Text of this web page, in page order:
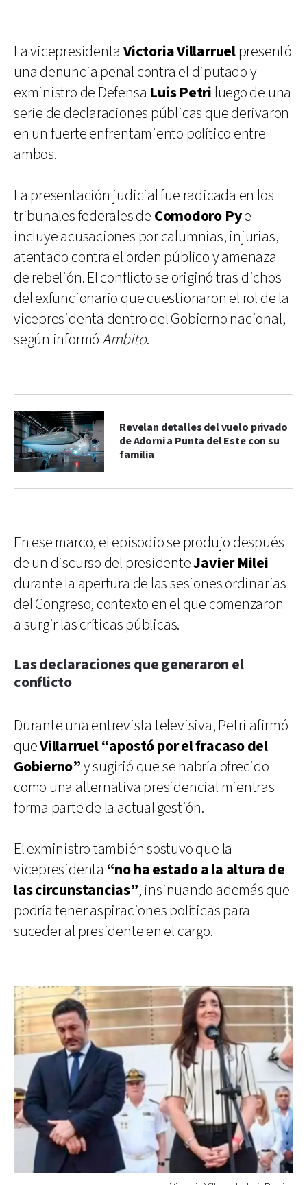
La vicepresidentaVictoria Villarruelpresentó
una denuncia penal contra el diputado y
exministro de Defensa Luis Petri luego de una
serie de declaraciones públicas que derivaron
en un fuerte enfrentamiento político entre
ambos.
La presentación judicial fue radicada en los
tribunales federales de Comodoro Pye
incluye acusaciones por calumnias, injurias,
atentado contra el orden público y amenaza
de rebelión. El conflicto se originó tras dichos
del exfuncionario que cuestionaron el rol de la
vicepresidenta dentro del Gobierno nacional,
según informóAmbito.
Revelan detalles del vuelo privado
de Adorni a Punta del Este con su
familia
En ese marco, el episodio se produjo después
de un discurso del presidenteJavier Milei
durante la apertura de las sesiones ordinarias
del Congreso, contexto en el que comenzaron
a surgir las críticas públicas.
Las declaraciones que generaron el
conflicto
Durante una entrevista televisiva, Petri afirmó
queVillarruel “apostó por el fracaso del
Gobierno”y sugirió que se habría ofrecido
como una alternativa presidencial mientras
forma parte de la actual gestión.
El exministro también sostuvo que la
vicepresidenta “no ha estado a la altura de
las circunstancias”, insinuando además que
podría tener aspiraciones políticas para
suceder al presidente en el cargo.